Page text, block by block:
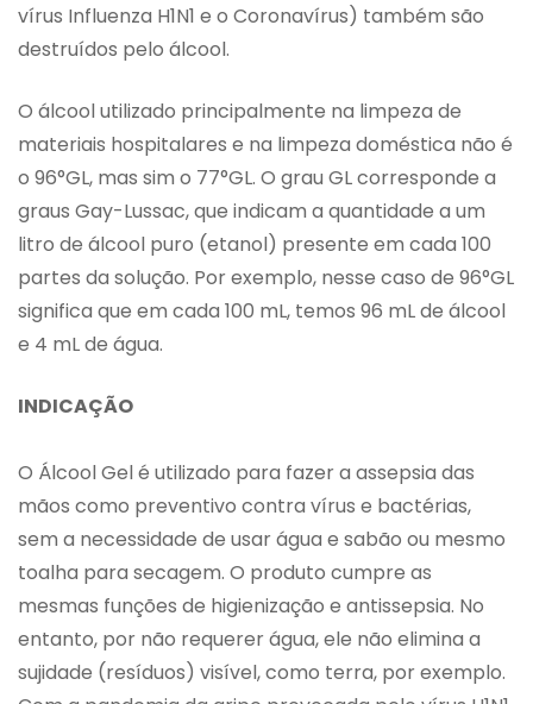
vírus Influenza H1N1 e o Coronavírus) também são
destruídos pelo álcool.
O álcool utilizado principalmente na limpeza de
materiais hospitalares e na limpeza doméstica não é
o 96°GL, mas sim o 77°GL. O grau GL corresponde a
graus Gay-Lussac, que indicam a quantidade a um
litro de álcool puro (etanol) presente em cada 100
partes da solução. Por exemplo, nesse caso de 96°GL
significa que em cada 100 mL, temos 96 mL de álcool
e 4 mL de água.
INDICAÇÃO
O Álcool Gel é utilizado para fazer a assepsia das
mãos como preventivo contra vírus e bactérias,
sem a necessidade de usar água e sabão ou mesmo
toalha para secagem. O produto cumpre as
mesmas funções de higienização e antissepsia. No
entanto, por não requerer água, ele não elimina a
sujidade (resíduos) visível, como terra, por exemplo.